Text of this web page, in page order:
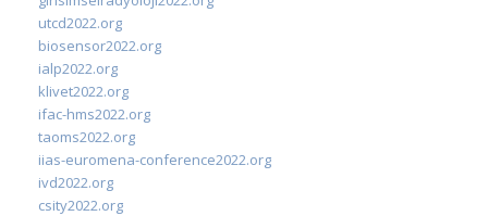
utcd2022.org
biosensor2022.org
ialp2022.org
klivet2022.org
ifac-hms2022.org
taoms2022.org
iias-euromena-conference2022.org
ivd2022.org
csity2022.org